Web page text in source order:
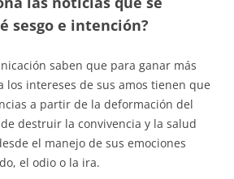
sesgo e intención?
saben que para ganar más
los intereses de sus amos tienen que
a partir de la deformación del
destruir la convivencia y la salud
el manejo de sus emociones
el odio o la ira.